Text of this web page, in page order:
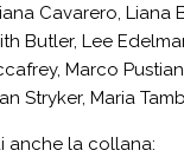
Cavarero, Liana
Butler, Lee
Marco
Stryker, Maria
anche la collana: